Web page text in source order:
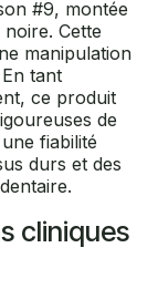
#9, montée
Cette
manipulation
tant
ce produit
de
fiabilité
durs et des
cliniques